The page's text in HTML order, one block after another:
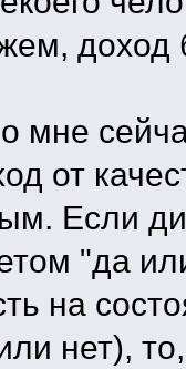
доход
мне
от
Если
"да
на
нет),